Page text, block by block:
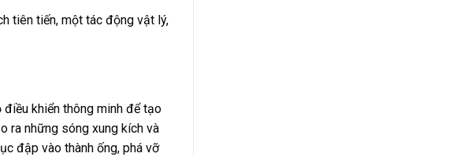
tiên tiến, một tác động vật lý,
khiển thông minh để tạo
ra những sóng xung kích và
đập vào thành ống, phá vỡ